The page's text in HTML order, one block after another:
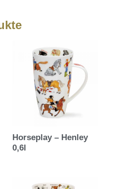
Horseplay – Henley
0,6l